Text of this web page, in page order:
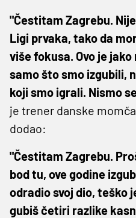
"Čestitam Zagrebu.
Ligi prvaka, tako da
više fokusa. Ovo je
samo što smo izgubili,
koji smo igrali. Nismo
je trener danske
dodao:
"Čestitam Zagrebu.
bod tu, ove godine
odradio svoj dio, teško
gubiš četiri razlike